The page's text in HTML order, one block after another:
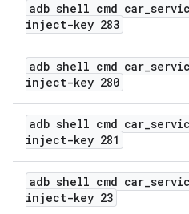
adb shell cmd car_
inject-key 283
adb shell cmd car_
inject-key 280
adb shell cmd car_
inject-key 281
adb shell cmd car_
inject-key 23